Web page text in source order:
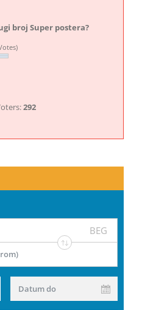
broj Super postera?
292
BEG
Datum do